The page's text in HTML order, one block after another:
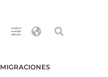
MIGRACIONES